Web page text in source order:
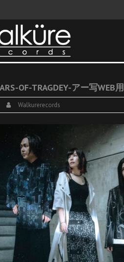
OF-TRAGDEY-アー写WEB用
Walkurerecords